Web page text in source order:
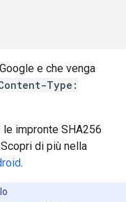
e che venga
Type:
le impronte SHA256
di più nella
.